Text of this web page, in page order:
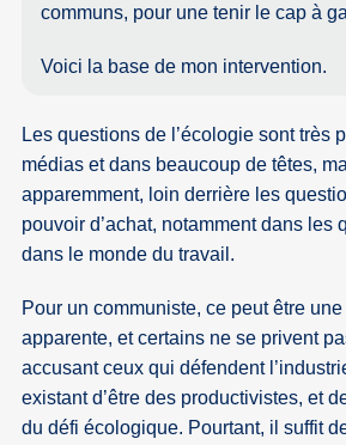
communs, pour une tenir le cap à
Voici la base de mon intervention.
Les questions de l’écologie sont très
médias et dans beaucoup de têtes,
apparemment, loin derrière les
pouvoir d’achat, notamment dans les
dans le monde du travail.
Pour un communiste, ce peut être
apparente, et certains ne se privent
accusant ceux qui défendent
existant d’être des productivistes, et
du défi écologique. Pourtant, il suffit